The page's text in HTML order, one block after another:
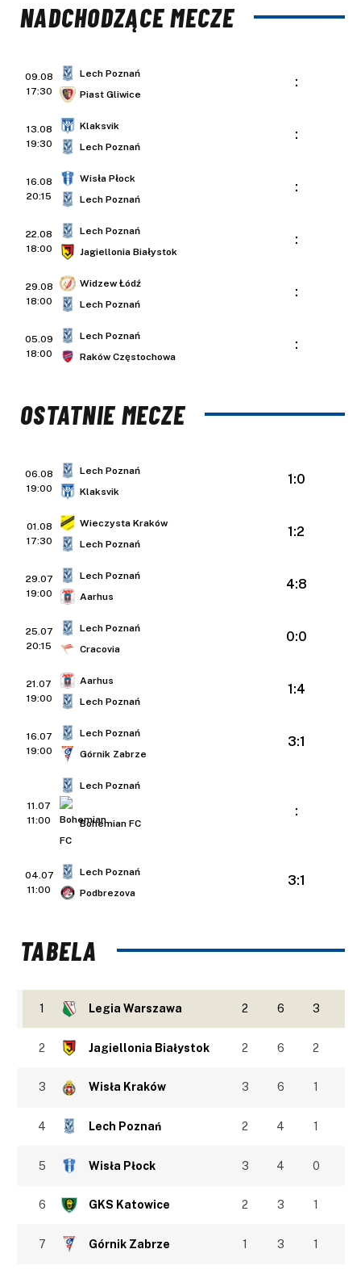
NADCHODZĄCE MECZE
09.08
17:30
Lech Poznań
Piast Gliwice
:
13.08
19:30
Klaksvik
Lech Poznań
:
16.08
20:15
Wisła Płock
Lech Poznań
:
22.08
18:00
Lech Poznań
Jagiellonia Białystok
:
29.08
18:00
Widzew Łódź
Lech Poznań
:
05.09
18:00
Lech Poznań
Raków Częstochowa
:
OSTATNIE MECZE
06.08
19:00
Lech Poznań
Klaksvik
1:0
01.08
17:30
Wieczysta Kraków
Lech Poznań
1:2
29.07
19:00
Lech Poznań
Aarhus
4:8
25.07
20:15
Lech Poznań
Cracovia
0:0
21.07
19:00
Aarhus
Lech Poznań
1:4
16.07
19:00
Lech Poznań
Górnik Zabrze
3:1
11.07
11:00
Lech Poznań
Bohemian FC
:
04.07
11:00
Lech Poznań
Podbrezova
3:1
TABELA
1 Legia Warszawa 2 6 3
2 Jagiellonia Białystok 2 6 2
3 Wisła Kraków 3 6 1
4 Lech Poznań 2 4 1
5 Wisła Płock 3 4 0
6 GKS Katowice 2 3 1
7 Górnik Zabrze 1 3 1